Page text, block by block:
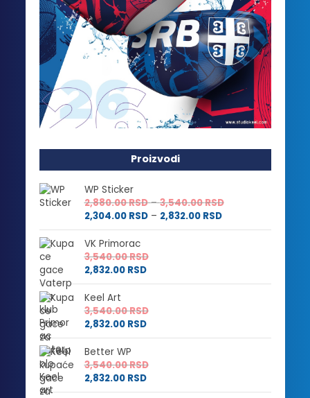
Proizvodi
WP Sticker
2,880.00RSD – 3,540.00RSDRaspon
od
2,304.00 RSD – 2,832.00 RSDRaspon
cena:
2,832.00 RSD
VK Primorac
3,540.00RSD
2,832.00 RSD
Keel Art
3,540.00RSD
2,832.00 RSD
Better WP
3,540.00RSD
2,832.00 RSD